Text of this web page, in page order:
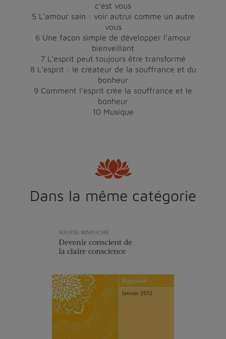
c’est vous
5 L’amour sain : voir autrui comme un autre
vous
6 Une façon simple de développer l’amour
bienveillant
7 L’esprit peut toujours être transformé
8 L’esprit : le créateur de la souffrance et du
bonheur
9 Comment l’esprit crée la souffrance et le
bonheur
10 Musique
Dans la même catégorie